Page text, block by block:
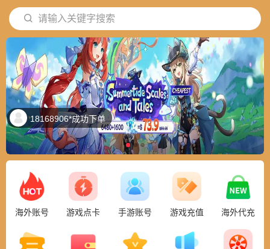
18168906*成功下单
请输入关键字搜索
海外账号 游戏点卡 手游账号 游戏充值 海外代充